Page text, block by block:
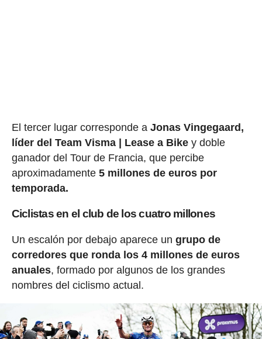
El tercer lugar corresponde a Jonas Vingegaard,
líder del Team Visma | Lease a Bikey doble
ganador del Tour de Francia, que percibe
aproximadamente 5 millones de euros por
temporada.
Ciclistas en el club de los cuatro millones
Un escalón por debajo aparece un grupo de
corredores que ronda los 4 millones de euros
anuales, formado por algunos de los grandes
nombres del ciclismo actual.